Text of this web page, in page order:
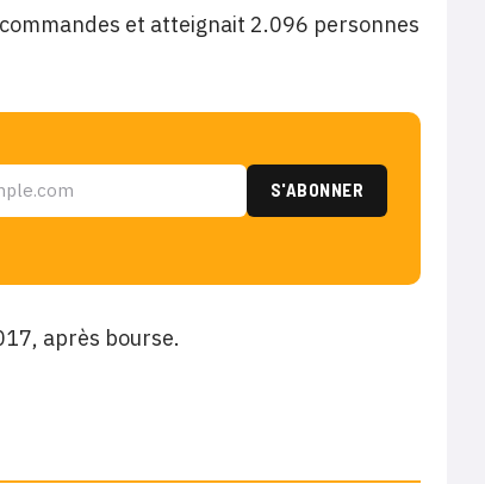
et atteignait 2.096 personnes
après bourse.